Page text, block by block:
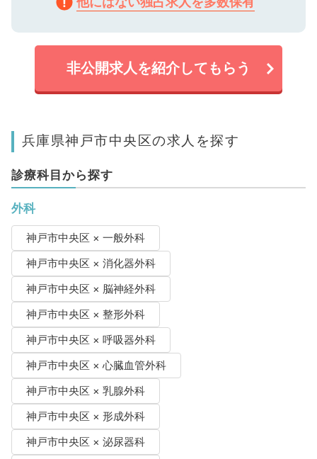
非公開求人を紹介してもらう
兵庫県神戸市中央区の求人を探す
診療科目から探す
外科
神戸市中央区 × 一般外科
神戸市中央区 × 消化器外科
神戸市中央区 × 脳神経外科
神戸市中央区 × 整形外科
神戸市中央区 × 呼吸器外科
神戸市中央区 × 心臓血管外科
神戸市中央区 × 乳腺外科
神戸市中央区 × 形成外科
神戸市中央区 × 泌尿器科